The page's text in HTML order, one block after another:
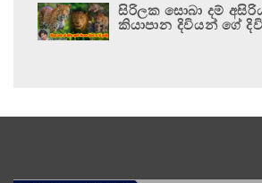
සිරිලක සොබා දම්
කියාපාන දිවියන් ගේ